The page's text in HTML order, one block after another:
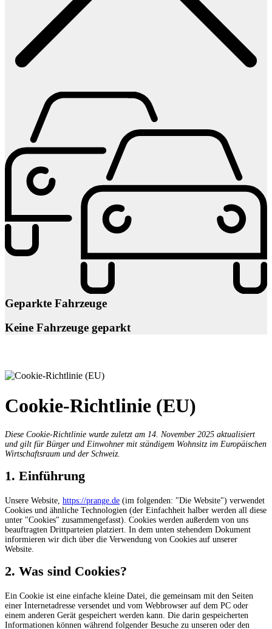
Geparkte Fahrzeuge
Keine Fahrzeuge geparkt
Cookie-Richtlinie (EU)
Diese Cookie-Richtlinie wurde zuletzt am 14. November 2025 aktualisiert
und gilt für Bürger und Einwohner mit ständigem Wohnsitz im Europäischen
Wirtschaftsraum und der Schweiz.
1. Einführung
Unsere Website, https://prange.de (im folgenden: "Die Website") verwendet
Cookies und ähnliche Technologien (der Einfachheit halber werden all diese
unter "Cookies" zusammengefasst). Cookies werden außerdem von uns
beauftragten Drittparteien platziert. In dem unten stehendem Dokument
informieren wir dich über die Verwendung von Cookies auf unserer
Website.
2. Was sind Cookies?
Ein Cookie ist eine einfache kleine Datei, die gemeinsam mit den Seiten
einer Internetadresse versendet und vom Webbrowser auf dem PC oder
einem anderen Gerät gespeichert werden kann. Die darin gespeicherten
Informationen können während folgender Besuche zu unseren oder den